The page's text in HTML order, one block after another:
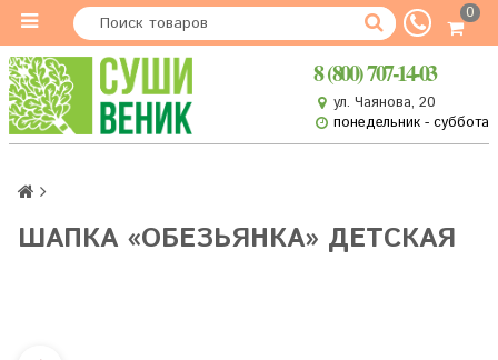
0
8 (800) 707-14-03
ул. Чаянова, 20
понедельник - суббота
ШАПКА «ОБЕЗЬЯНКА» ДЕТСКАЯ